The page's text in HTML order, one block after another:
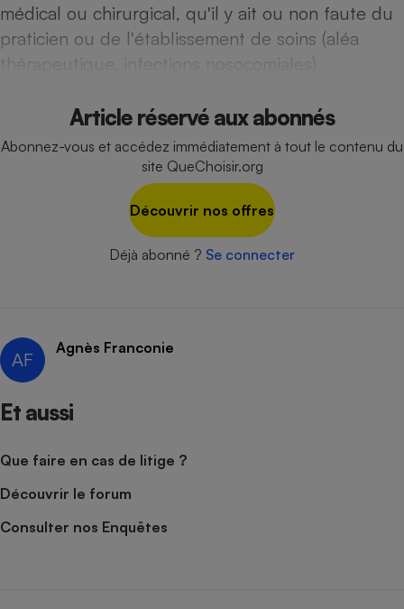
médical ou chirurgical, qu'il y ait ou non faute du
praticien ou de l'établissement de soins (aléa
thérapeutique, infections nosocomiales).
Article réservé aux abonnés
Abonnez-vous et accédez immédiatement à tout le contenu du
site QueChoisir.org
Découvrir nos offres
Déjà abonné ? Se connecter
AF
Agnès Franconie
Et aussi
Que faire en cas de litige ?
Découvrir le forum
Consulter nos Enquêtes
Ventilateur
Antivirus
Climatiseur -
Ventilateur